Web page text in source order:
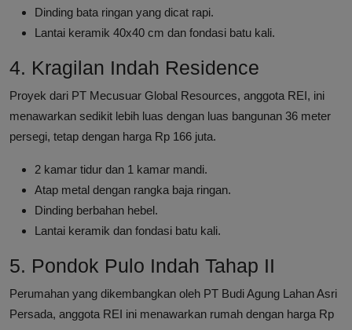
Dinding bata ringan yang dicat rapi.
Lantai keramik 40x40 cm dan fondasi batu kali.
4. Kragilan Indah Residence
Proyek dari PT Mecusuar Global Resources, anggota REI, ini
menawarkan sedikit lebih luas dengan luas bangunan 36 meter
persegi, tetap dengan harga Rp 166 juta.
2 kamar tidur dan 1 kamar mandi.
Atap metal dengan rangka baja ringan.
Dinding berbahan hebel.
Lantai keramik dan fondasi batu kali.
5. Pondok Pulo Indah Tahap II
Perumahan yang dikembangkan oleh PT Budi Agung Lahan Asri
Persada, anggota REI ini menawarkan rumah dengan harga Rp